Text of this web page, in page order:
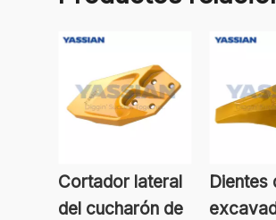
Cortador lateral
del cucharón de
Dientes